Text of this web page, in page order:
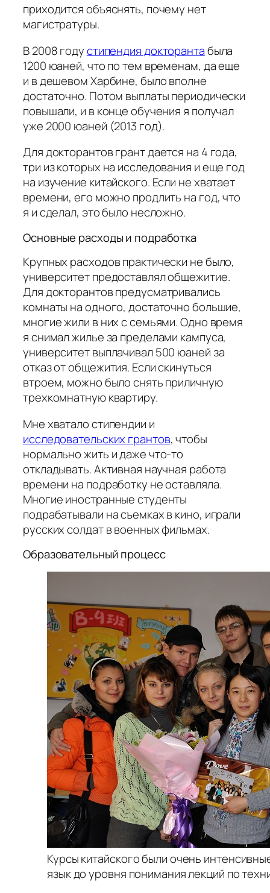
приходится объяснять, почему нет
магистратуры.
В 2008 годустипендия докторантабыла
1200 юаней, что по тем временам, да еще
и в дешевом Харбине, было вполне
достаточно. Потом выплаты периодически
повышали, и в конце обучения я получал
уже 2000 юаней (2013 год).
Для докторантов грант дается на 4 года,
три из которых на исследования и еще год
на изучение китайского. Если не хватает
времени, его можно продлить на год, что
я и сделал, это было несложно.
Основные расходы и подработка
Крупных расходов практически не было,
университет предоставлял общежитие.
Для докторантов предусматривались
комнаты на одного, достаточно большие,
многие жили в них с семьями. Одно время
я снимал жилье за пределами кампуса,
университет выплачивал 500 юаней за
отказ от общежития. Если скинуться
втроем, можно было снять приличную
трехкомнатную квартиру.
Мне хватало стипендии и
исследовательских грантов, чтобы
нормально жить и даже что-то
откладывать. Активная научная работа
времени на подработку не оставляла.
Многие иностранные студенты
подрабатывали на съемках в кино, играли
русских солдат в военных фильмах.
Образовательный процесс
Курсы китайского были очень
язык до уровня понимания лекций по